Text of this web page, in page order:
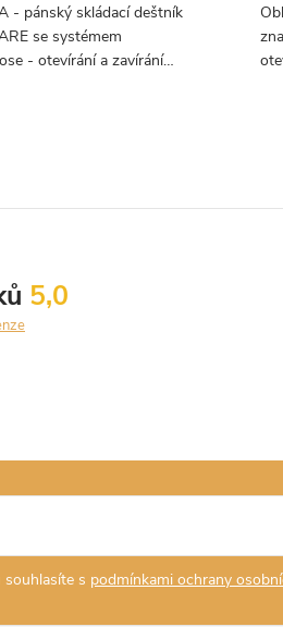
- pánský skládací deštník
se systémem
- otevírání a zavírání
5,0
s podmínkami ochrany